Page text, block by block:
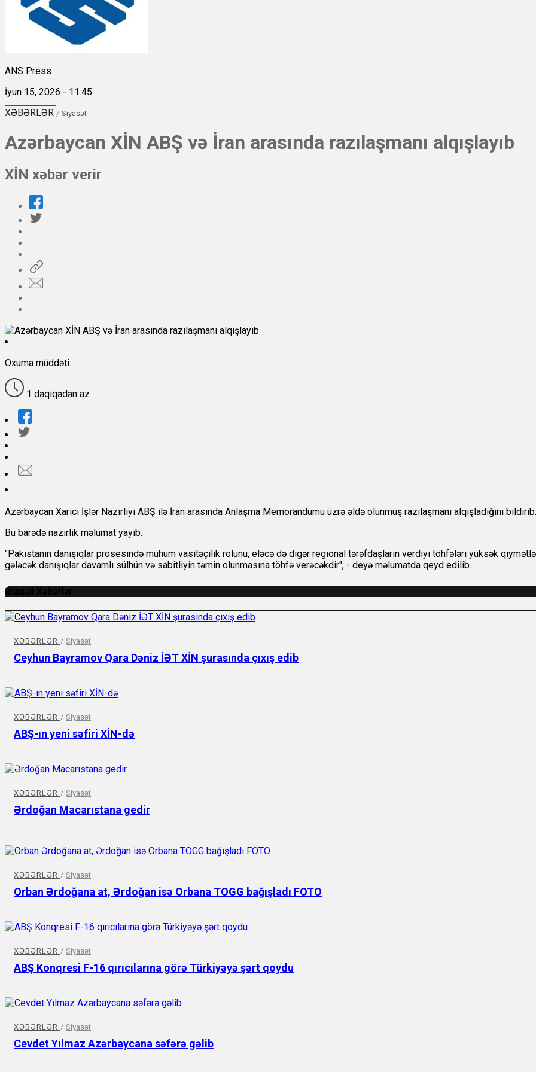
ANS Press
İyun 15, 2026 - 11:45
XƏBƏRLƏR / Siyasət
Azərbaycan XİN ABŞ və İran arasında razılaşmanı alqışlayıb
XİN xəbər verir
Oxuma müddəti:
1 dəqiqədən az
Azərbaycan Xarici İşlər Nazirliyi ABŞ ilə İran arasında Anlaşma Memorandumu üzrə əldə olunmuş razılaşmanı alqışladığını bildirib.
Bu barədə nazirlik məlumat yayıb.
"Pakistanın danışıqlar prosesində mühüm vasitəçilik rolunu, eləcə də digər regional tərəfdaşların verdiyi töhfələri yüksək
gələcək danışıqlar davamlı sülhün və sabitliyin təmin olunmasına töhfə verəcəkdir", - deyə məlumatda qeyd edilib.
Əlaqəli Xəbərlər
XƏBƏRLƏR / Siyasət
Ceyhun Bayramov Qara Dəniz İƏT XİN şurasında çıxış edib
XƏBƏRLƏR / Siyasət
ABŞ-ın yeni səfiri XİN-də
XƏBƏRLƏR / Siyasət
Ərdoğan Macarıstana gedir
XƏBƏRLƏR / Siyasət
Orban Ərdoğana at, Ərdoğan isə Orbana TOGG bağışladı FOTO
XƏBƏRLƏR / Siyasət
ABŞ Konqresi F-16 qırıcılarına görə Türkiyəyə şərt qoydu
XƏBƏRLƏR / Siyasət
Cevdet Yılmaz Azərbaycana səfərə gəlib